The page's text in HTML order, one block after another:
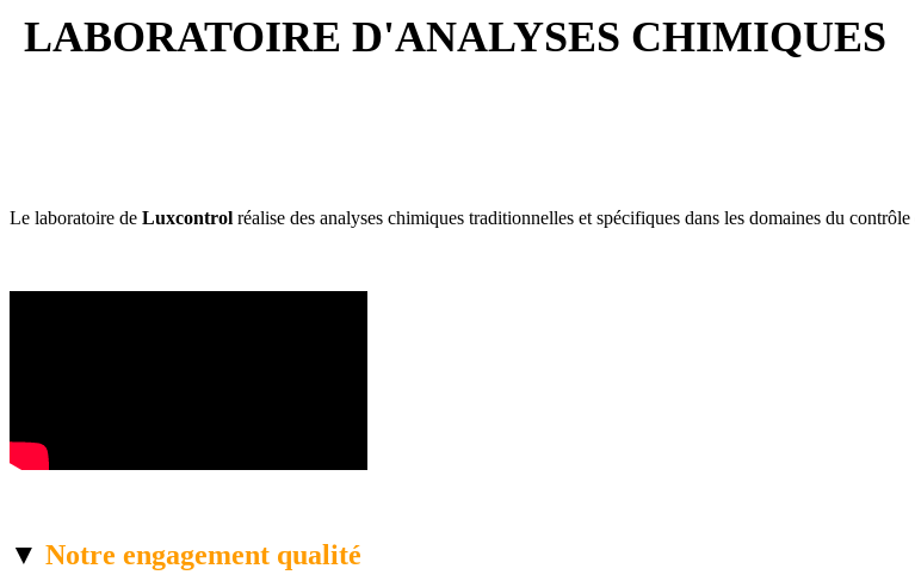
LABORATOIRE D'ANALYSES CHIMIQUES
Le laboratoire de Luxcontrol réalise des analyses chimiques traditionnelles et spécifiques dans les domaines du
▼ Notre engagement qualité